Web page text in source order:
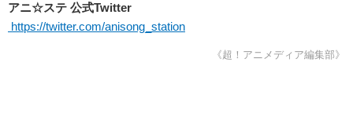
アニ☆ステ 公式Twitter
https://twitter.com/anisong_station
《超！アニメディア編集部》